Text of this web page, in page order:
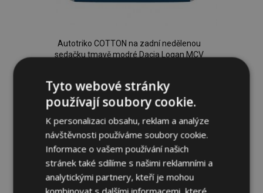
Autotriko COTTON na zadní nedělenou
sedačku tmavě modré Dacia Logan MCV
599,00 Kč
Přidat
k
oblíbeným
Tyto webové stránky
používají soubory cookie.
K personalizaci obsahu, reklam a analýze
návštěvnosti používáme soubory cookie.
Informace o vašem používání našich
stránek také sdílíme s našimi reklamními a
analytickými partnery, kteří je mohou